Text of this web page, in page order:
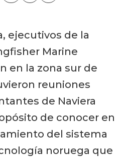
ejecutivos de la
Marine
en la zona sur de
reuniones
de Naviera
de conocer en
del sistema
noruega que